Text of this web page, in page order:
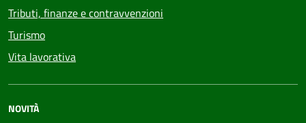
Tributi, finanze e contravvenzioni
Turismo
Vita lavorativa
NOVITÀ